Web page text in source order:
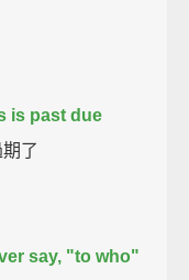
is past due
了
say, "to who"